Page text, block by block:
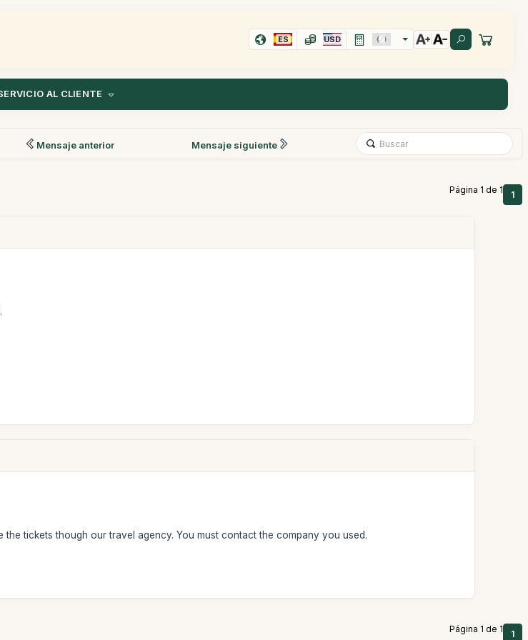
ES USD
AL CLIENTE
Mensaje anterior Mensaje siguiente
Página 1 de 1 1
tickets though our travel agency. You must contact the company you used.
Página 1 de 1 1